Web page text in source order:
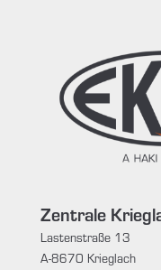
Zentrale
Lastenstraße 13
A-8670 Krieglach